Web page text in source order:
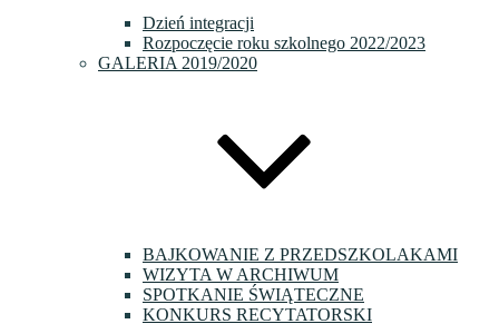
Dzień integracji
Rozpoczęcie roku szkolnego 2022/2023
GALERIA 2019/2020
BAJKOWANIE Z PRZEDSZKOLAKAMI
WIZYTA W ARCHIWUM
SPOTKANIE ŚWIĄTECZNE
KONKURS RECYTATORSKI